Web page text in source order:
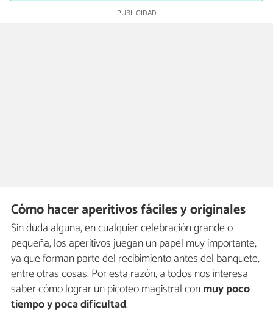
Cómo hacer aperitivos fáciles y originales
Sin duda alguna, en cualquier celebración grande o
pequeña, los aperitivos juegan un papel muy importante,
ya que forman parte del recibimiento antes del banquete,
entre otras cosas. Por esta razón, a todos nos interesa
saber cómo lograr un picoteo magistral conmuy poco
tiempo y poca dificultad.